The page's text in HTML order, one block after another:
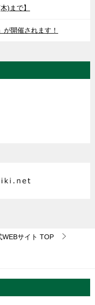
)まで】
が開催されます！
サイト TOP